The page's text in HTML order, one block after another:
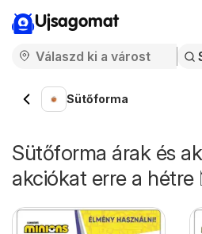
Ujsagomat
Sütőforma
Sütőforma árak és
akciókat erre a hétre